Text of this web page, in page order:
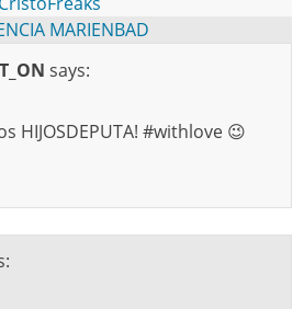
MARIENBAD
says:
HIJOSDEPUTA! #withlove 😉